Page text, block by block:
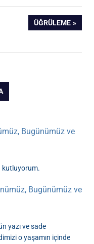
SONRAKI
ÜĞRÜLEME
Bugünümüz ve
kutluyorum.
Bugünümüz ve
yazı ve sade
o yaşamın içinde